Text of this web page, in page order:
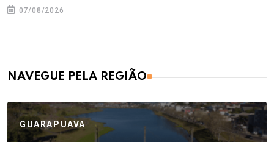
07/08/2026
NAVEGUE PELA REGIÃO
GUARAPUAVA